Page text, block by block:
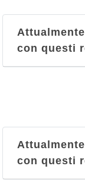
con questi
con questi